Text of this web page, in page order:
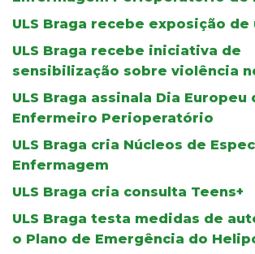
ULS Braga recebe exposição
ULS Braga recebe iniciativa de
sensibilização sobre violência
ULS Braga assinala Dia Europeu
Enfermeiro Perioperatório
ULS Braga cria Núcleos de
Enfermagem
ULS Braga cria consulta Teens+
ULS Braga testa medidas de
o Plano de Emergência do